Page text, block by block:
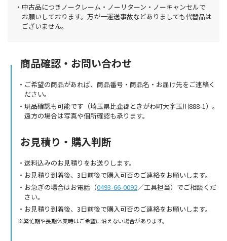
中古品につきノークレーム・ノーリターン・ノーキャンセルで
お願いしております。万が一運送事故などありましても代替品は
ございません。
商品確認・お問い合わせ
ご希望の商品があれば、商品番号・商品名・お届け先をご連絡く
ださい。
現品確認も可能です（埼玉県比企郡ときがわ町大字玉川888-1）。
遠方の場合は写真や個所確認も承ります。
お見積り・購入判断
送料込みのお見積りをお送りします。
お見積り到着後、3日前後で購入可否のご連絡をお願いします。
お急ぎの場合はお電話（0493-66-0092／工具担当）でご相談くだ
さい。
お見積り到着後、3日前後で購入可否のご連絡をお願いします。
繁忙期や長期休業時はご希望に沿えない場合があります。